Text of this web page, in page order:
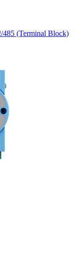
(Terminal Block)